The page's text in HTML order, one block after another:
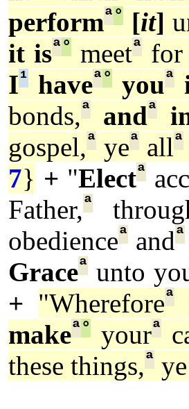
performª° [it]
it isª°meetª for
I¹ haveª° youª
bonds,ª andª
gospel,ª yeª allª
7} + "Electª
Father,ª
obedienceª andª
Graceª unto
+ "Whereforeª
makeª° yourª
these things,ª